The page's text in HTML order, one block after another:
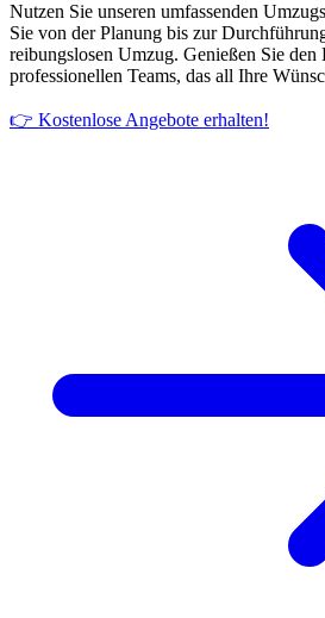
Nutzen Sie unseren umfassenden
Sie von der Planung bis zur
reibungslosen Umzug. Genießen Sie den
professionellen Teams, das all Ihre
👉 Kostenlose Angebote erhalten!